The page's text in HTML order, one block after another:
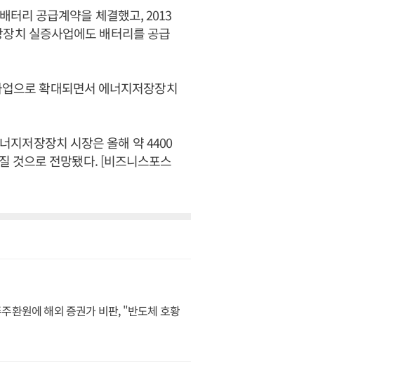
터리 공급계약을 체결했고, 2013
치 실증사업에도 배터리를 공급
으로 확대되면서 에너지저장장치
지저장장치 시장은 올해 약 4400
것으로 전망됐다. [비즈니스포스
환원에 해외 증권가 비판, "반도체 호황